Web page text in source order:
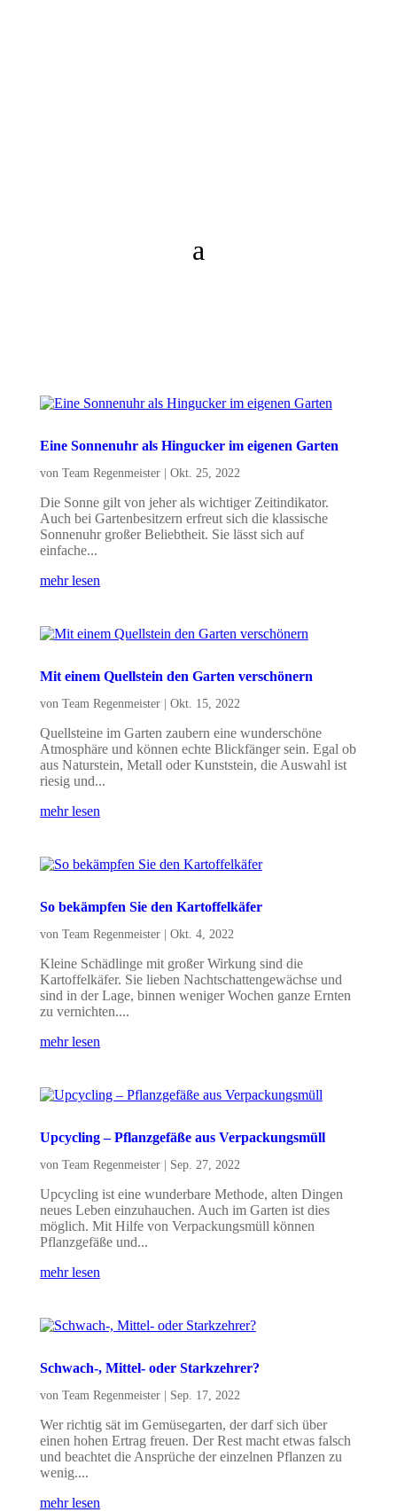
Eine Sonnenuhr als Hingucker im eigenen Garten
von Team Regenmeister| Okt. 25, 2022
Die Sonne gilt von jeher als wichtiger Zeitindikator.
Auch bei Gartenbesitzern erfreut sich die klassische
Sonnenuhr großer Beliebtheit. Sie lässt sich auf
einfache...
mehr lesen
Mit einem Quellstein den Garten verschönern
von Team Regenmeister| Okt. 15, 2022
Quellsteine im Garten zaubern eine wunderschöne
Atmosphäre und können echte Blickfänger sein. Egal ob
aus Naturstein, Metall oder Kunststein, die Auswahl ist
riesig und...
mehr lesen
So bekämpfen Sie den Kartoffelkäfer
von Team Regenmeister| Okt. 4, 2022
Kleine Schädlinge mit großer Wirkung sind die
Kartoffelkäfer. Sie lieben Nachtschattengewächse und
sind in der Lage, binnen weniger Wochen ganze Ernten
zu vernichten....
mehr lesen
Upcycling – Pflanzgefäße aus Verpackungsmüll
von Team Regenmeister| Sep. 27, 2022
Upcycling ist eine wunderbare Methode, alten Dingen
neues Leben einzuhauchen. Auch im Garten ist dies
möglich. Mit Hilfe von Verpackungsmüll können
Pflanzgefäße und...
mehr lesen
Schwach-, Mittel- oder Starkzehrer?
von Team Regenmeister| Sep. 17, 2022
Wer richtig sät im Gemüsegarten, der darf sich über
einen hohen Ertrag freuen. Der Rest macht etwas falsch
und beachtet die Ansprüche der einzelnen Pflanzen zu
wenig....
mehr lesen